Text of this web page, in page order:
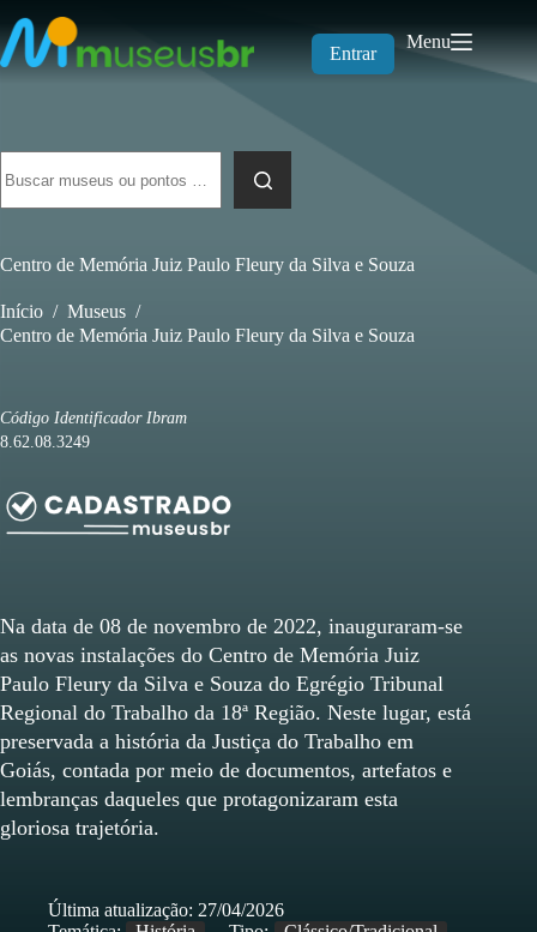
para
o
conteúdo
Entrar
Menu
resultados
Centro de Memória Juiz Paulo Fleury da Silva e Souza
Início / Museus /
Centro de Memória Juiz Paulo Fleury da Silva e Souza
Código Identificador Ibram
8.62.08.3249
Na data de 08 de novembro de 2022, inauguraram-se
as novas instalações do Centro de Memória Juiz
Paulo Fleury da Silva e Souza do Egrégio Tribunal
Regional do Trabalho da 18ª Região. Neste lugar, está
preservada a história da Justiça do Trabalho em
Goiás, contada por meio de documentos, artefatos e
lembranças daqueles que protagonizaram esta
gloriosa trajetória.
Última atualização: 27/04/2026